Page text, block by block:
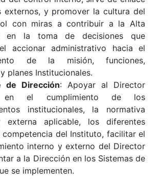
externos, y promover la cultura del
con miras a contribuir a la Alta
en la toma de decisiones que
accionar administrativo hacia el
de la misión, funciones,
planes Institucionales.
de Dirección: Apoyar al Director
en el cumplimiento de los
institucionales, la normativa
externa aplicable, los diferentes
competencia del Instituto, facilitar el
interno y externo del Director
a la Dirección en los Sistemas de
se implementen.